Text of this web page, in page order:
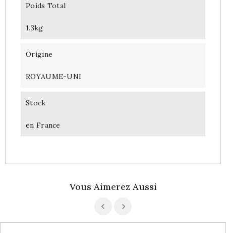
Poids Total
1.3kg
Origine
ROYAUME-UNI
Stock
en France
Vous Aimerez Aussi